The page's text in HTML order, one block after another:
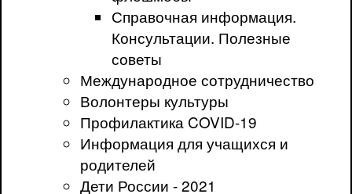
Справочная информация.
Консультации. Полезные
советы
Международное сотрудничество
Волонтеры культуры
Профилактика COVID-19
Информация для учащихся и
родителей
Дети России - 2021